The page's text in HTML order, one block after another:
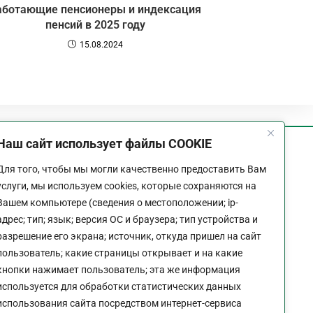
сайт использует файлы COOKIE
того, чтобы мы могли качественно предоставить Вам
мы используем cookies, которые сохраняются на
компьютере (сведения о местоположении; ip-
тип; язык; версия ОС и браузера; тип устройства и
его экрана; источник, откуда пришел на сайт
какие страницы открывает и на какие
нажимает пользователь; эта же информация
для обработки статистических данных
сайта посредством интернет-сервиса
пенсионеры и индексация
пенсий в 2025 году
15.08.2024
График работы
9:00 - 18:00
Выходной:Сб - Вс
Политика конфиденциальности сайта